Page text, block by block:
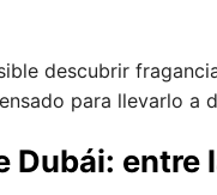
descubrir
para llevarlo a
Dubái: